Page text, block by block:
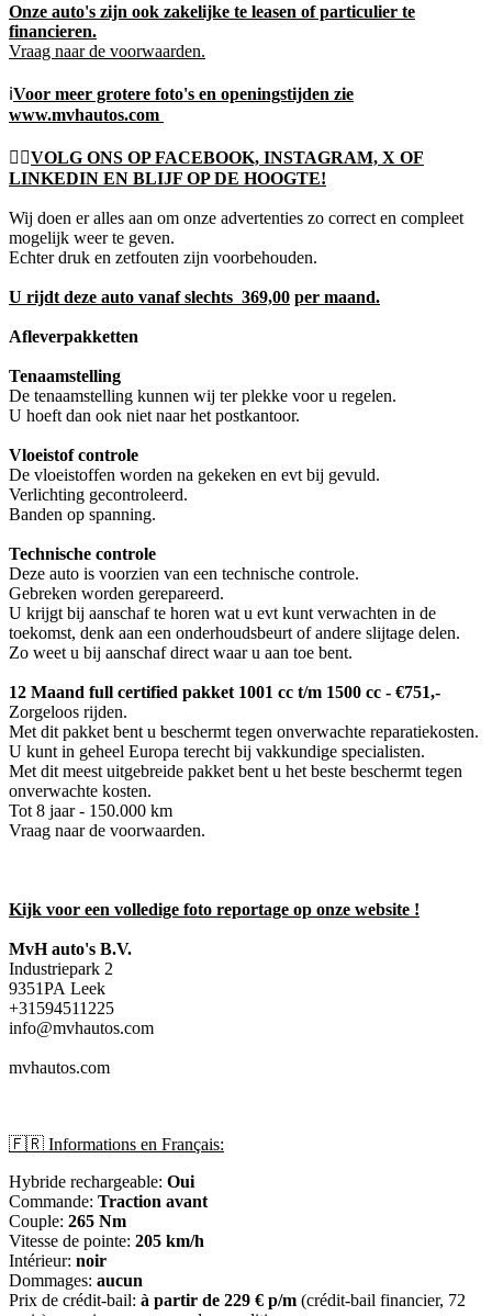
Onze auto's zijn ook zakelijke te leasen of particulier te
financieren.
Vraag naar de voorwaarden.
ℹ️Voor meer grotere foto's en openingstijden zie
www.mvhautos.com
👍🏻VOLG ONS OP FACEBOOK, INSTAGRAM, X OF
LINKEDIN EN BLIJF OP DE HOOGTE!
Wij doen er alles aan om onze advertenties zo correct en compleet
mogelijk weer te geven.
Echter druk en zetfouten zijn voorbehouden.
U rijdt deze auto vanaf slechts 369,00 per maand.
Afleverpakketten
Tenaamstelling
De tenaamstelling kunnen wij ter plekke voor u regelen.
U hoeft dan ook niet naar het postkantoor.
Vloeistof controle
De vloeistoffen worden na gekeken en evt bij gevuld.
Verlichting gecontroleerd.
Banden op spanning.
Technische controle
Deze auto is voorzien van een technische controle.
Gebreken worden gerepareerd.
U krijgt bij aanschaf te horen wat u evt kunt verwachten in de
toekomst, denk aan een onderhoudsbeurt of andere slijtage delen.
Zo weet u bij aanschaf direct waar u aan toe bent.
12 Maand full certified pakket 1001 cc t/m 1500 cc - €751,-
Zorgeloos rijden.
Met dit pakket bent u beschermt tegen onverwachte reparatiekosten.
U kunt in geheel Europa terecht bij vakkundige specialisten.
Met dit meest uitgebreide pakket bent u het beste beschermt tegen
onverwachte kosten.
Tot 8 jaar - 150.000 km
Vraag naar de voorwaarden.
Kijk voor een volledige foto reportage op onze website !
MvH auto's B.V.
Industriepark 2
9351PA Leek
+31594511225
info@mvhautos.com
mvhautos.com
🇫🇷 Informations en Français:
Hybride rechargeable: Oui
Commande: Traction avant
Couple: 265 Nm
Vitesse de pointe: 205 km/h
Intérieur: noir
Dommages: aucun
Prix de crédit-bail: à partir de 229 € p/m (crédit-bail financier, 72